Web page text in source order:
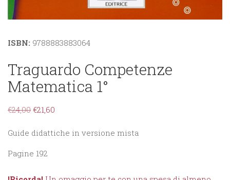
ISBN: 9788883883064
Traguardo Competenze
Matematica 1°
€24,00 €21,60
Guide didattiche in versione mista
Pagine 192